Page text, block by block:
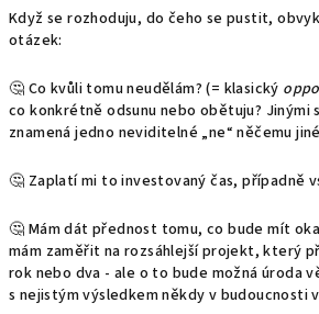
Když se rozhoduju, do čeho se pustit,
otázek:
🤔 Co kvůli tomu neudělám? (= klasický
co konkrétně odsunu nebo obětuju? Jinými
znamená jedno neviditelné „ne“ něčemu
🤔 Zaplatí mi to investovaný čas, případně
🤔 Mám dát přednost tomu, co bude mít
mám zaměřit na rozsáhlejší projekt, který
rok nebo dva - ale o to bude možná úroda
s nejistým výsledkem někdy v budoucnosti